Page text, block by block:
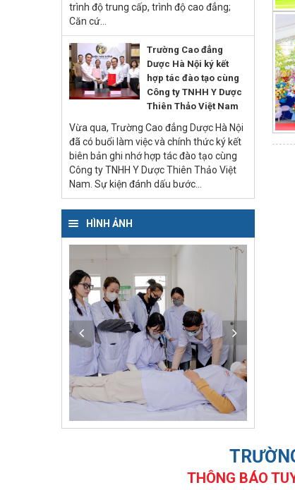
trình độ trung cấp, trình độ cao đẳng;
Căn cứ...
Trường Cao đẳng
Dược Hà Nội ký kết
hợp tác đào tạo cùng
Công ty TNHH Y Dược
Thiên Thảo Việt Nam
Vừa qua, Trường Cao đẳng Dược Hà Nội
đã có buổi làm việc và chính thức ký kết
biên bản ghi nhớ hợp tác đào tạo cùng
Công ty TNHH Y Dược Thiên Thảo Việt
Nam. Sự kiện đánh dấu bước...
HÌNH ẢNH
THÔNG BÁO